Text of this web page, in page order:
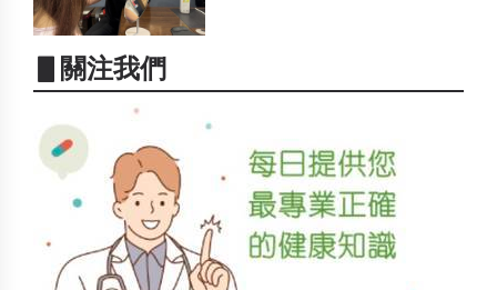
▋關注我們